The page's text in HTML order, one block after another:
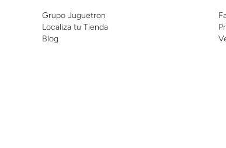
Grupo Juguetron
Localiza tu Tienda
Blog